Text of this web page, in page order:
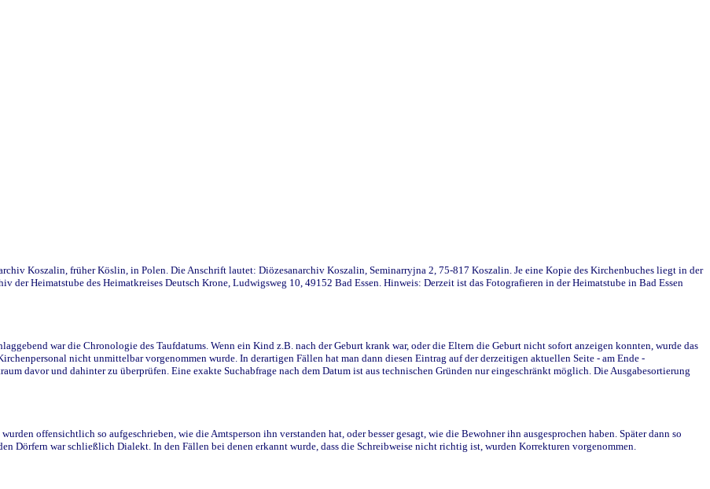
Koszalin, früher Köslin, in Polen. Die Anschrift lautet: Diözesanarchiv Koszalin, Seminarryjna 2, 75-817 Koszalin. Je eine Kopie des Kirchenbuches liegt in der
der Heimatstube des Heimatkreises Deutsch Krone, Ludwigsweg 10, 49152 Bad Essen. Hinweis: Derzeit ist das Fotografieren in der Heimatstube in Bad Essen
war die Chronologie des Taufdatums. Wenn ein Kind z.B. nach der Geburt krank war, oder die Eltern die Geburt nicht sofort anzeigen konnten, wurde das
nicht unmittelbar vorgenommen wurde. In derartigen Fällen hat man dann diesen Eintrag auf der derzeitigen aktuellen Seite - am Ende -
davor und dahinter zu überprüfen. Eine exakte Suchabfrage nach dem Datum ist aus technischen Gründen nur eingeschränkt möglich. Die Ausgabesortierung
offensichtlich so aufgeschrieben, wie die Amtsperson ihn verstanden hat, oder besser gesagt, wie die Bewohner ihn ausgesprochen haben. Später dann so
Dörfern war schließlich Dialekt. In den Fällen bei denen erkannt wurde, dass die Schreibweise nicht richtig ist, wurden Korrekturen vorgenommen.